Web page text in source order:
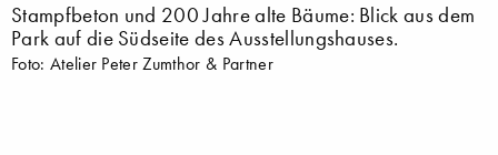
Stampfbeton und 200 Jahre alte Bäume: Blick aus dem
Park auf die Südseite des Ausstellungshauses.
Foto: Atelier Peter Zumthor & Partner